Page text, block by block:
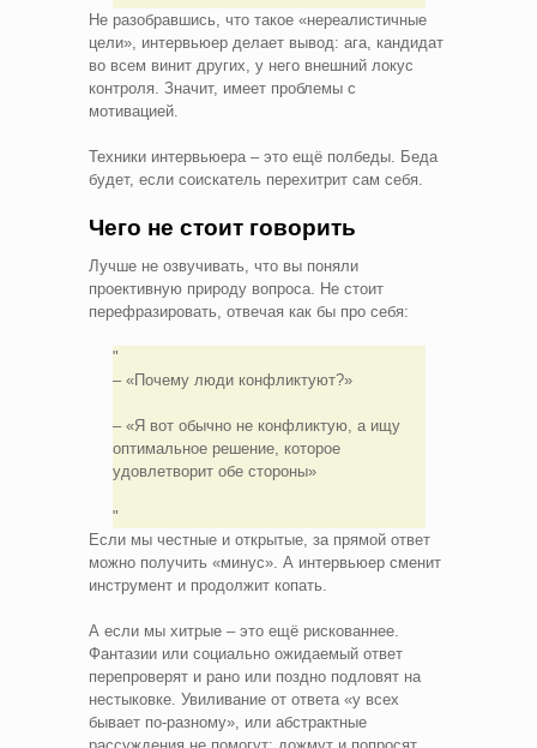
Не разобравшись, что такое «нереалистичные
цели», интервьюер делает вывод: ага, кандидат
во всем винит других, у него внешний локус
контроля. Значит, имеет проблемы с
мотивацией.
Техники интервьюера – это ещё полбеды. Беда
будет, если соискатель перехитрит сам себя.
Чего не стоит говорить
Лучше не озвучивать, что вы поняли
проективную природу вопроса. Не стоит
перефразировать, отвечая как бы про себя:
– «Почему люди конфликтуют?»
– «Я вот обычно не конфликтую, а ищу
оптимальное решение, которое
удовлетворит обе стороны»
Если мы честные и открытые, за прямой ответ
можно получить «минус». А интервьюер сменит
инструмент и продолжит копать.
А если мы хитрые – это ещё рискованнее.
Фантазии или социально ожидаемый ответ
перепроверят и рано или поздно подловят на
нестыковке. Увиливание от ответа «у всех
бывает по-разному», или абстрактные